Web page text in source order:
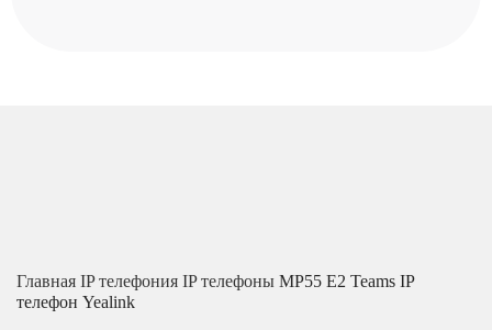
Главная IP телефония IP телефоны MP55 E2 Teams IP
телефон Yealink